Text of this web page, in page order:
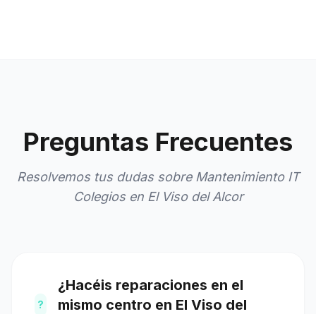
Preguntas Frecuentes
Resolvemos tus dudas sobre Mantenimiento IT
Colegios en El Viso del Alcor
?
¿Hacéis reparaciones en el
mismo centro en El Viso del